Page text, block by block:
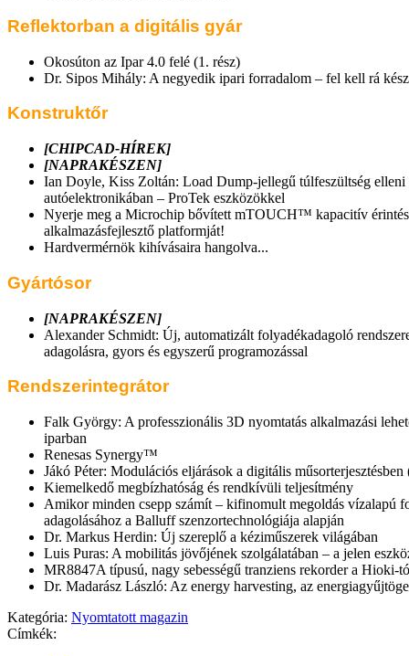
Reflektorban a digitális gyár
Okosúton az Ipar 4.0 felé (1. rész)
Dr. Sipos Mihály: A negyedik ipari forradalom – fel kell rá
Konstruktőr
[CHIPCAD-HÍREK]
[NAPRAKÉSZEN]
Ian Doyle, Kiss Zoltán: Load Dump-jellegű túlfeszültség elleni
autóelektronikában – ProTek eszközökkel
Nyerje meg a Microchip bővített mTOUCH™ kapacitív
alkalmazásfejlesztő platformját!
Hardvermérnök kihívásaira hangolva...
Gyártósor
[NAPRAKÉSZEN]
Alexander Schmidt: Új, automatizált folyadékadagoló
adagolásra, gyors és egyszerű programozással
Rendszerintegrátor
Falk György: A professzionális 3D nyomtatás alkalmazási
iparban
Renesas Synergy™
Jákó Péter: Modulációs eljárások a digitális műsorterjesztésben
Kiemelkedő megbízhatóság és rendkívüli teljesítmény
Amikor minden csepp számít – kifinomult megoldás vízalapú
adagolásához a Balluff szenzortechnológiája alapján
Dr. Markus Herdin: Új szereplő a kéziműszerek világában
Luis Puras: A mobilitás jövőjének szolgálatában – a jelen
MR8847A típusú, nagy sebességű tranziens rekorder a Hioki-
Dr. Madarász László: Az energy harvesting, az
Kategória: Nyomtatott magazin
Címkék: